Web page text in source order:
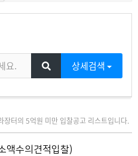
상세검색
장터의 5억원 미만 입찰공고 리스트입니다.
액수의견적입찰)